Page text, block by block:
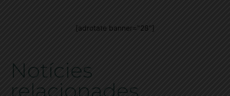
[adrotate banner="28"]
Notícies
relacionades